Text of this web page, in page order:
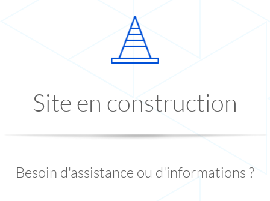
Site en construction
Besoin d'assistance ou d'informations ?